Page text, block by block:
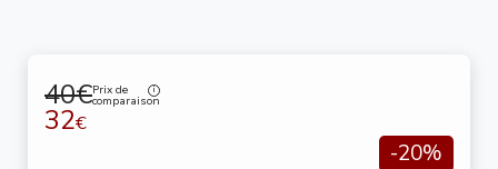
40€Prix de
comparaison
32€
-20%